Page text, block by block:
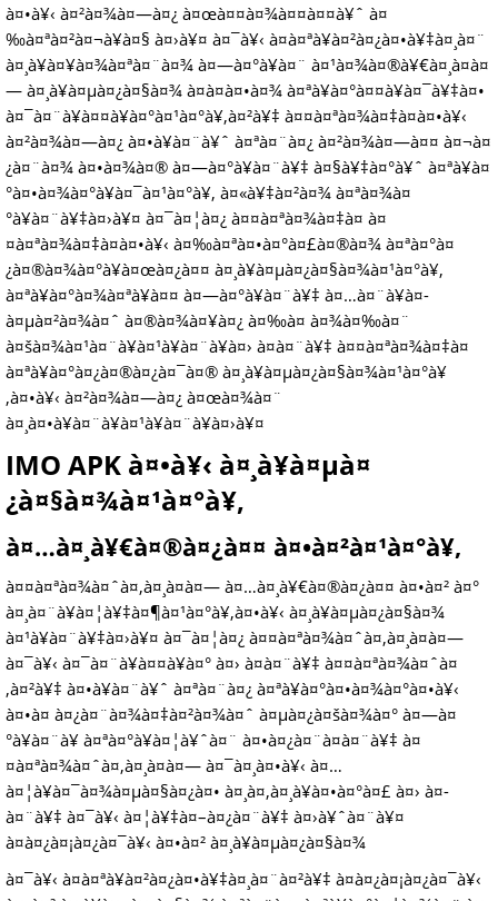
à¤•à¥‹ à¤²à¤¾à¤—à¤¿ à¤œà¤¤à¤¾à¤¤à¤¤à¥ˆ à¤
‰à¤ªà¤²à¤¬à¥à¤§ à¤›à¥¤ à¤¯à¥‹ à¤à¤ªà¥à¤²à¤¿à¤•à¥‡à¤¸à¤¨
à¤¸à¥à¤¥à¤¾à¤ªà¤¨à¤¾ à¤—à¤°à¥à¤¨ à¤¹à¤¾à¤®à¥€à¤¸à¤à¤
— à¤¸à¥à¤µà¤¿à¤§à¤¾ à¤­à¤à¤•à¤¾ à¤ªà¥à¤°à¤¤à¥à¤¯à¥‡à¤•
à¤¯à¤¨à¥à¤¤à¥à¤°à¤¹à¤°à¥‚à¤²à¥‡ à¤¤à¤ªà¤¾à¤‡à¤à¤•à¥‹
à¤²à¤¾à¤—à¤¿ à¤•à¥à¤¨à¥ˆ à¤ªà¤¨à¤¿ à¤²à¤¾à¤—à¤¤ à¤¬à¤
¿à¤¨à¤¾ à¤•à¤¾à¤® à¤—à¤°à¥à¤¨à¥‡ à¤§à¥‡à¤°à¥ˆ à¤ªà¥à¤
°à¤•à¤¾à¤°à¥à¤¯à¤¹à¤°à¥‚ à¤«à¥‡à¤²à¤¾ à¤ªà¤¾à¤
°à¥à¤¨à¥‡à¤›à¥¤ à¤¯à¤¦à¤¿ à¤¤à¤ªà¤¾à¤‡à¤ à¤
¤à¤ªà¤¾à¤‡à¤à¤•à¥‹ à¤‰à¤ªà¤•à¤°à¤£à¤®à¤¾ à¤ªà¤°à¤
¿à¤®à¤¾à¤°à¥à¤œà¤¿à¤¤ à¤¸à¥à¤µà¤¿à¤§à¤¾à¤¹à¤°à¥‚
à¤ªà¥à¤°à¤¾à¤ªà¥à¤¤ à¤—à¤°à¥à¤¨à¥‡ à¤…à¤¨à¥à¤­
à¤µà¤²à¤¾à¤ˆ à¤®à¤¾à¤¥à¤¿ à¤‰à¤ à¤¾à¤‰à¤¨
à¤šà¤¾à¤¹à¤¨à¥à¤¹à¥à¤¨à¥à¤› à¤­à¤¨à¥‡ à¤¤à¤ªà¤¾à¤‡à¤
à¤ªà¥à¤°à¤¿à¤®à¤¿à¤¯à¤® à¤¸à¥à¤µà¤¿à¤§à¤¾à¤¹à¤°à¥
‚à¤•à¥‹ à¤²à¤¾à¤—à¤¿ à¤œà¤¾à¤¨
à¤¸à¤•à¥à¤¨à¥à¤¹à¥à¤¨à¥à¤›à¥¤
IMO APK à¤•à¥‹ à¤¸à¥à¤µà¤
¿à¤§à¤¾à¤¹à¤°à¥‚
à¤…à¤¸à¥€à¤®à¤¿à¤¤ à¤•à¤²à¤¹à¤°à¥‚
à¤¤à¤ªà¤¾à¤ˆà¤‚à¤¸à¤à¤— à¤…à¤¸à¥€à¤®à¤¿à¤¤ à¤•à¤² à¤°
à¤¸à¤¨à¥à¤¦à¥‡à¤¶à¤¹à¤°à¥‚à¤•à¥‹ à¤¸à¥à¤µà¤¿à¤§à¤¾
à¤¹à¥à¤¨à¥‡à¤›à¥¤ à¤¯à¤¦à¤¿ à¤¤à¤ªà¤¾à¤ˆà¤‚à¤¸à¤à¤—
à¤¯à¥‹ à¤¯à¤¨à¥à¤¤à¥à¤° à¤› à¤­à¤¨à¥‡ à¤¤à¤ªà¤¾à¤ˆà¤
‚à¤²à¥‡ à¤•à¥à¤¨à¥ˆ à¤ªà¤¨à¤¿ à¤ªà¥à¤°à¤•à¤¾à¤°à¤•à¥‹
à¤•à¤ à¤¿à¤¨à¤¾à¤‡à¤²à¤¾à¤ˆ à¤µà¤¿à¤šà¤¾à¤° à¤—à¤
°à¥à¤¨à¥ à¤ªà¤°à¥à¤¦à¥ˆà¤¨ à¤•à¤¿à¤¨à¤­à¤¨à¥‡ à¤
¤à¤ªà¤¾à¤ˆà¤‚à¤¸à¤à¤— à¤¯à¤¸à¤•à¥‹ à¤…
à¤¦à¥à¤¯à¤¾à¤µà¤§à¤¿à¤• à¤¸à¤‚à¤¸à¥à¤•à¤°à¤£ à¤› à¤­
à¤¨à¥‡ à¤¯à¥‹ à¤¦à¥‡à¤–à¤¿à¤¨à¥‡ à¤›à¥ˆà¤¨à¥¤
à¤­à¤¿à¤¡à¤¿à¤¯à¥‹ à¤•à¤² à¤¸à¥à¤µà¤¿à¤§à¤¾
à¤¯à¥‹ à¤à¤ªà¥à¤²à¤¿à¤•à¥‡à¤¸à¤¨à¤²à¥‡ à¤­à¤¿à¤¡à¤¿à¤¯à¥‹